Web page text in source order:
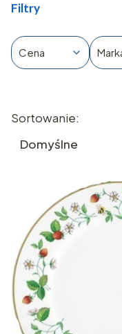
Filtry
Cena
Lista
Sortowanie:
Domyślne